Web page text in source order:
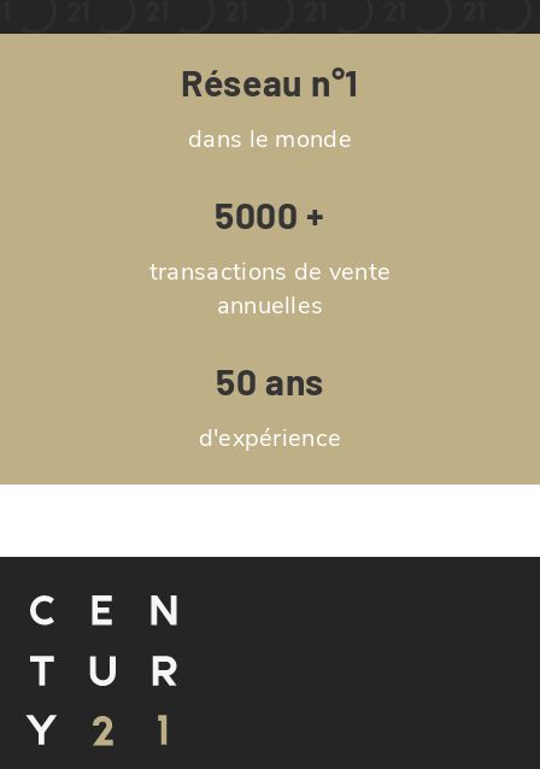
Réseau n°1
dans le monde
5000 +
transactions de vente
annuelles
50 ans
d'expérience